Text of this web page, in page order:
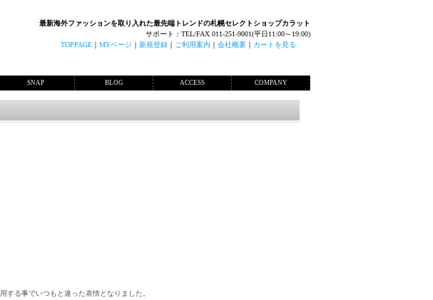
最新海外ファッションを取り入れた最先端トレンドの札幌セレクトショップカラット
サポート：TEL/FAX 011-251-9001(平日11:00～19:00)
TOPPAGE ｜ MYページ ｜ 新規登録 ｜ ご利用案内 ｜ 会社概要 ｜ カートを見る
SNAP BLOG ACCESS COMPANY
する事でいつもと違った表情となりました。